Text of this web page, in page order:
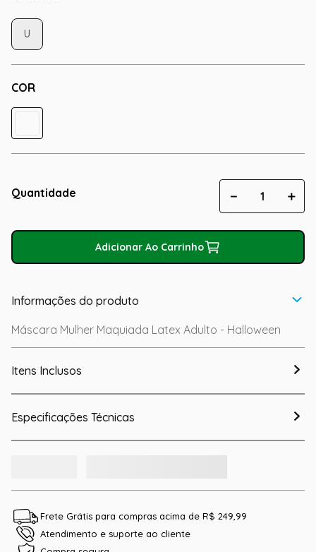
COR
U
Quantidade ＋
－
Adicionar Ao Carrinho
Informações do produto
Máscara Mulher Maquiada Latex Adulto - Halloween
Itens Inclusos
Especificações Técnicas
Frete Grátis para compras acima de R$ 249,99
Atendimento e suporte ao cliente